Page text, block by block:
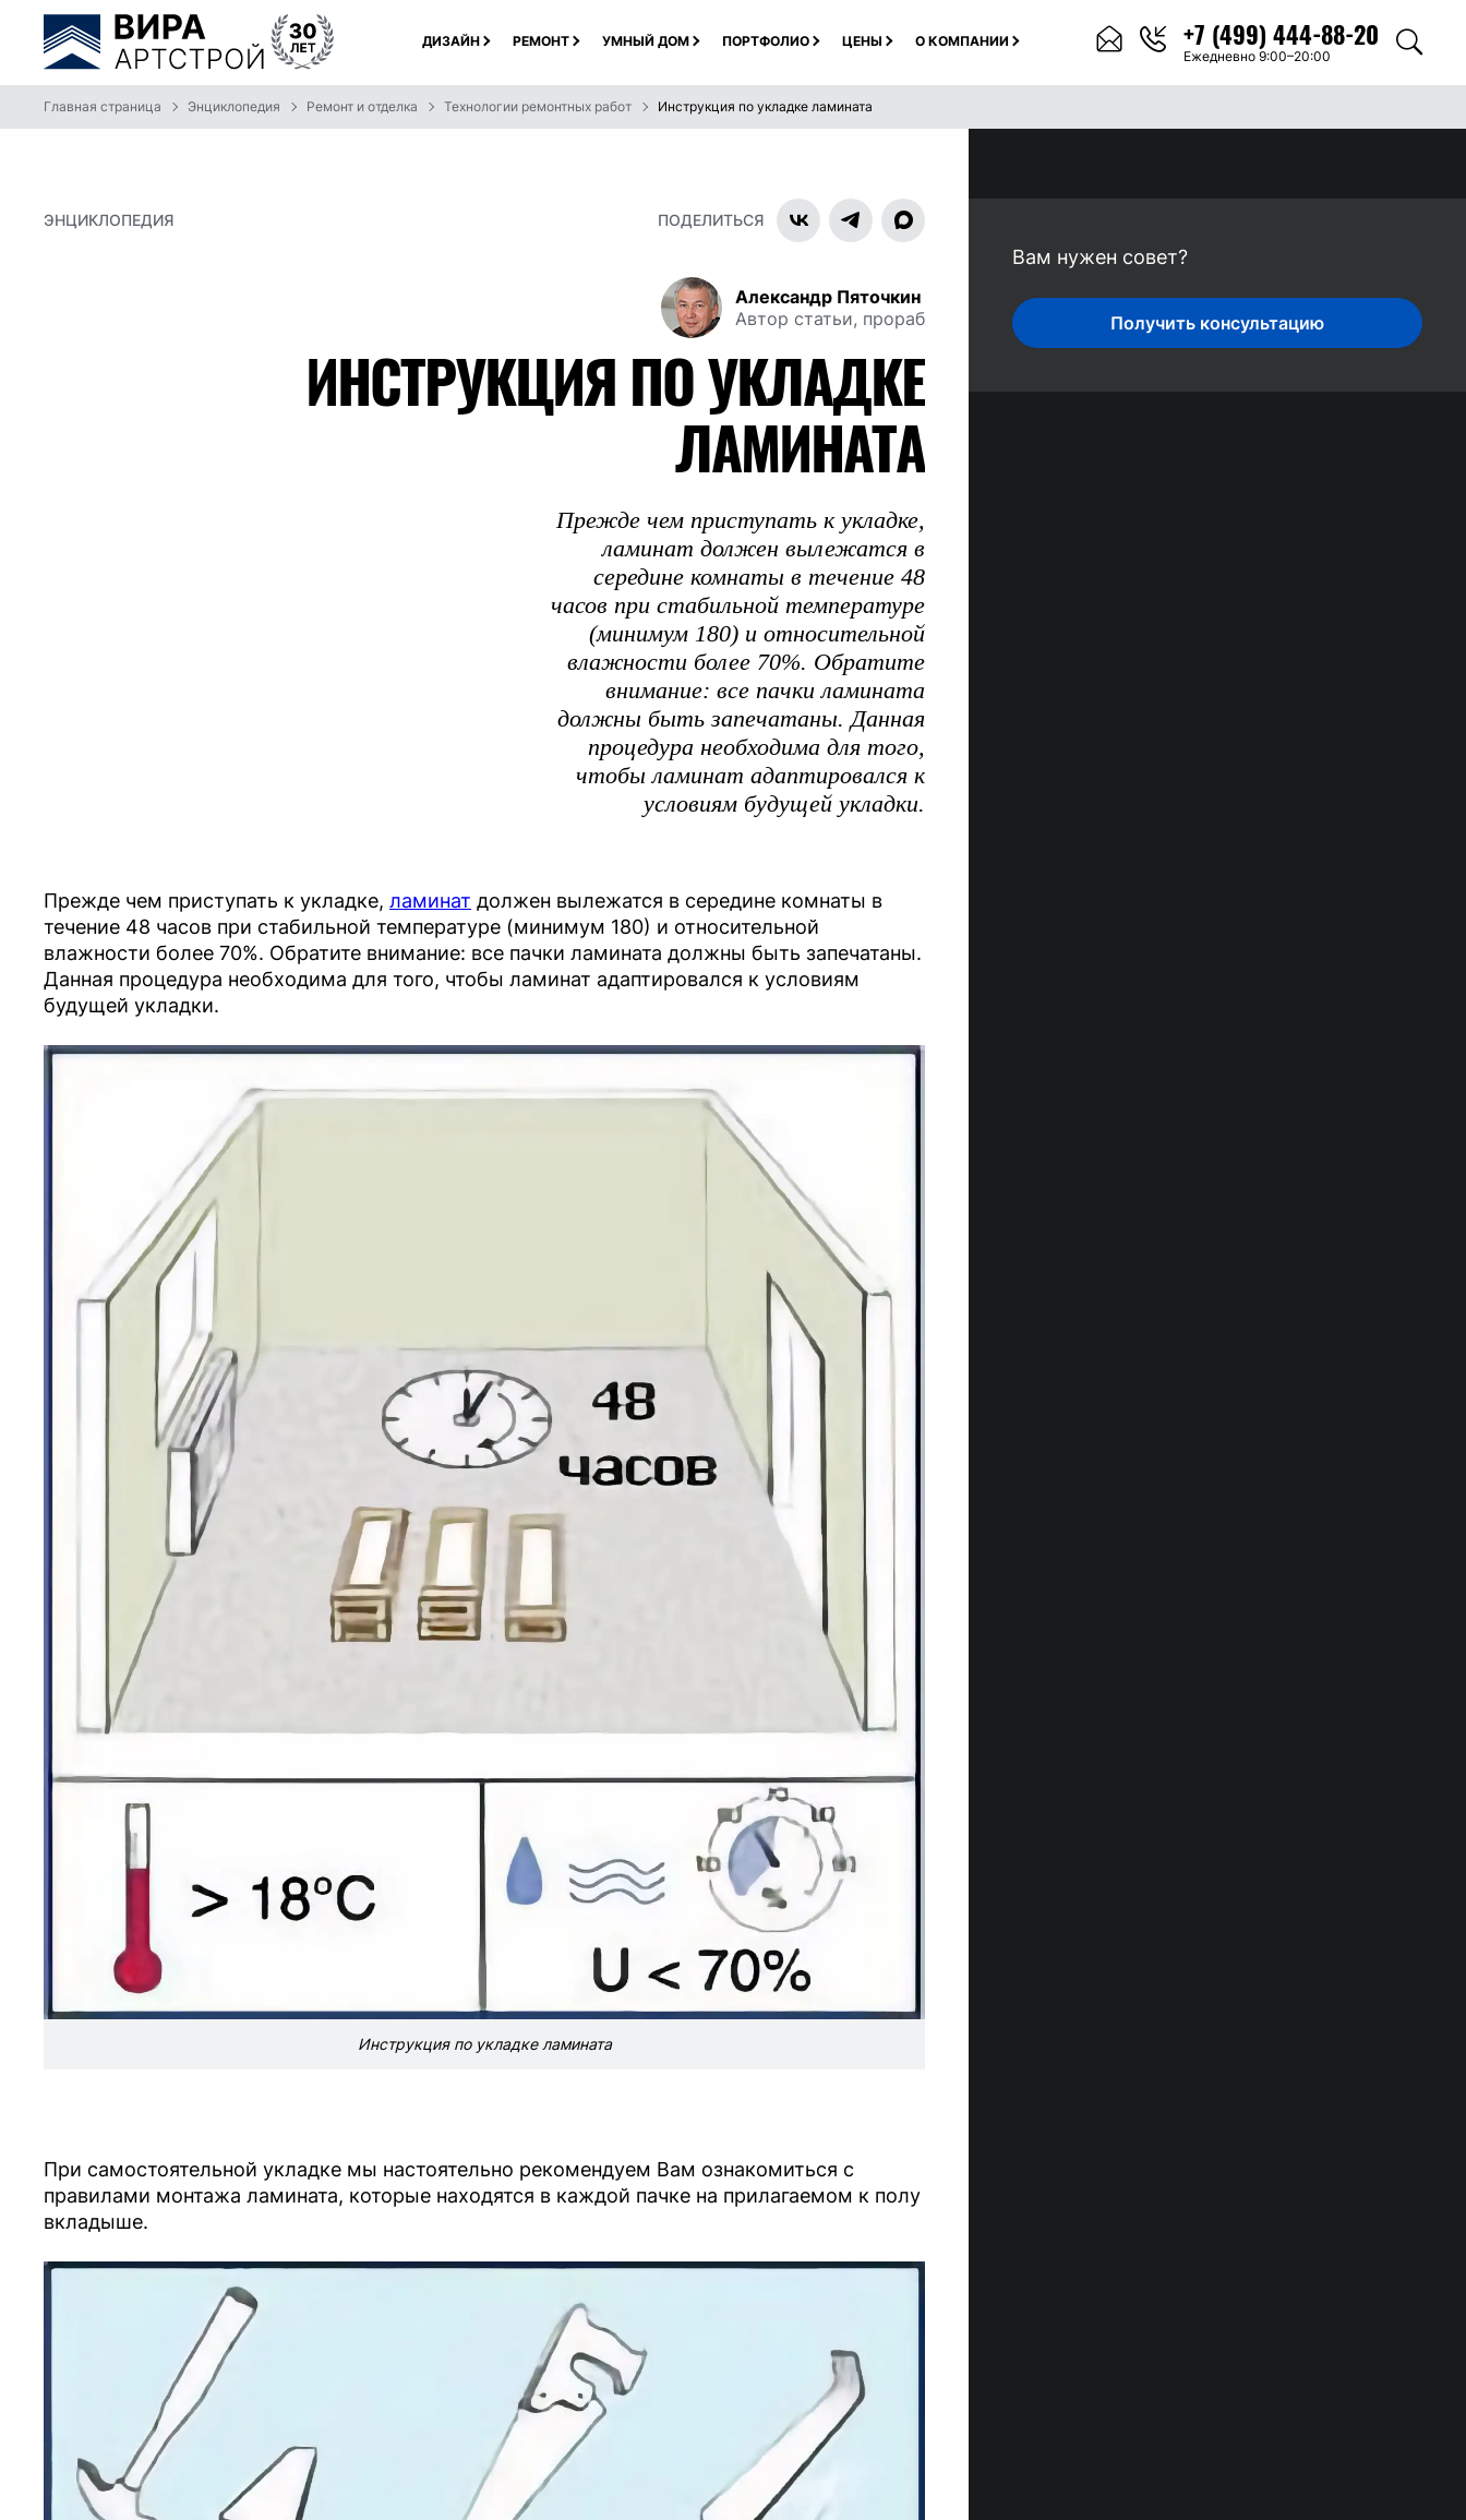
ДИЗАЙН РЕМОНТ УМНЫЙ ДОМ ПОРТФОЛИО ЦЕНЫ О КОМПАНИИ +7 (499) 444-88-20
Ежедневно 9:00–20:00
Главная страница Энциклопедия Ремонт и отделка Технологии ремонтных работ Инструкция по укладке ламината
ЭНЦИКЛОПЕДИЯ ПОДЕЛИТЬСЯ
Александр Пяточкин
Автор статьи, прораб
ИНСТРУКЦИЯ ПО УКЛАДКЕ
ЛАМИНАТА
Прежде чем приступать к укладке,
ламинат должен вылежатся в
середине комнаты в течение 48
часов при стабильной температуре
(минимум 180) и относительной
влажности более 70%. Обратите
внимание: все пачки ламината
должны быть запечатаны. Данная
процедура необходима для того,
чтобы ламинат адаптировался к
условиям будущей укладки.
Прежде чем приступать к укладке, ламинат должен вылежатся в середине комнаты в
течение 48 часов при стабильной температуре (минимум 180) и относительной
влажности более 70%. Обратите внимание: все пачки ламината должны быть запечатаны.
Данная процедура необходима для того, чтобы ламинат адаптировался к условиям
будущей укладки.
Инструкция по укладке ламината
При самостоятельной укладке мы настоятельно рекомендуем Вам ознакомиться с
правилами монтажа ламината, которые находятся в каждой пачке на прилагаемом к полу
вкладыше.
Вам нужен совет?
Получить консультацию